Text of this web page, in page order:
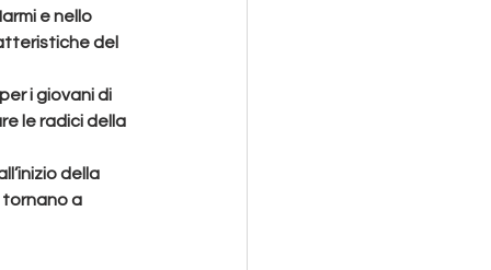
e nello
del
i giovani di
le radici della
della
tornano a